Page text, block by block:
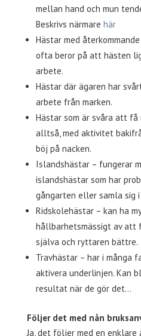
mellan hand och mun
Beskrivs närmare här
Hästar med
ofta beror på att hästen
arbete.
Hästar där ägaren har
arbete från marken.
Hästar som är svåra att
alltså, med aktivitet
böj på nacken.
Islandshästar – fungerar
islandshästar som har
gångarten eller samla sig
Ridskolehästar – kan ha
hållbarhetsmässigt av att
själva och ryttaren bättre.
Travhästar – har i många
aktivera underlinjen. Kan
resultat när de gör det…
Följer det med nån
Ja, det följer med en enklare